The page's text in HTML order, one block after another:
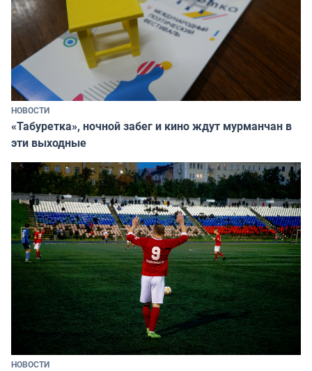
НОВОСТИ
«Табуретка», ночной забег и кино ждут мурманчан в
эти выходные
НОВОСТИ